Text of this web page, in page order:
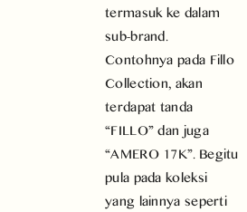
termasuk ke dalam
sub-brand.
Contohnya pada Fillo
Collection, akan
terdapat tanda
“FILLO” dan juga
“AMERO 17K”. Begitu
pula pada koleksi
yang lainnya seperti